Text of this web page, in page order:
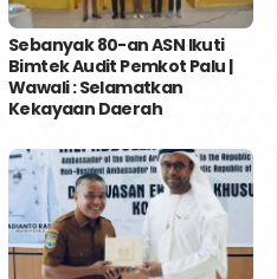
Sebanyak 80-an ASN Ikuti
Bimtek Audit Pemkot Palu |
Wawali : Selamatkan
Kekayaan Daerah